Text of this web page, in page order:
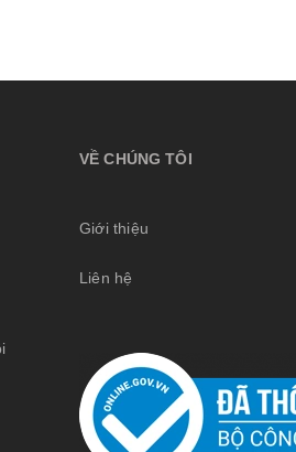
VỀ CHÚNG TÔI
Giới thiệu
Liên hệ